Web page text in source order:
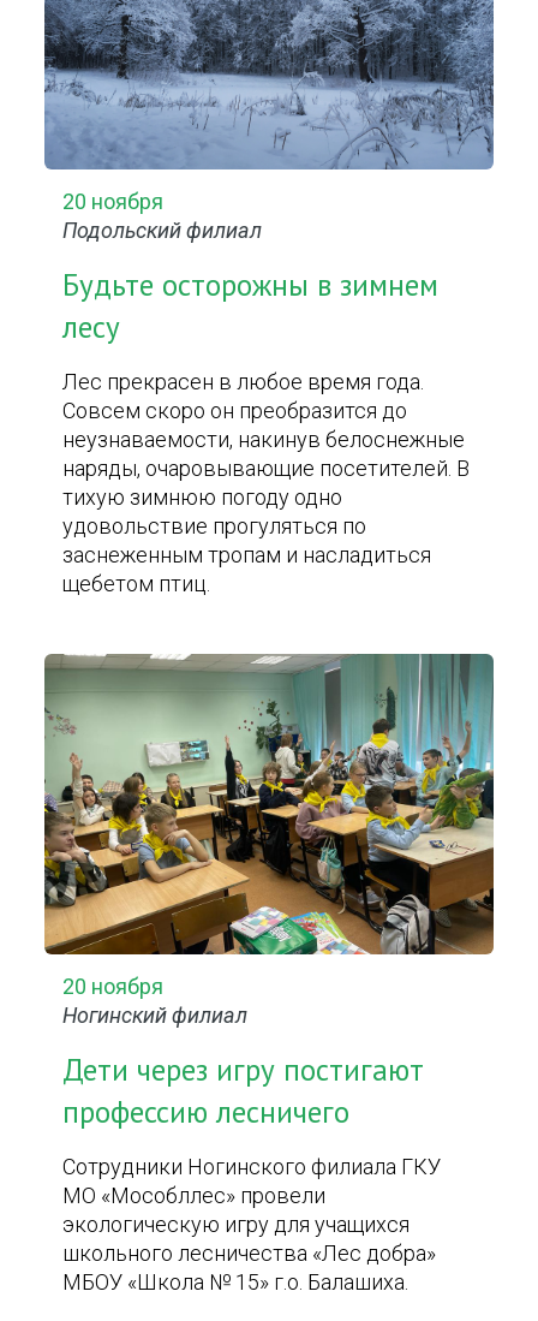
20 ноября
Подольский филиал
Будьте осторожны в зимнем
лесу
Лес прекрасен в любое время года.
Совсем скоро он преобразится до
неузнаваемости, накинув белоснежные
наряды, очаровывающие посетителей. В
тихую зимнюю погоду одно
удовольствие прогуляться по
заснеженным тропам и насладиться
щебетом птиц.
20 ноября
Ногинский филиал
Дети через игру постигают
профессию лесничего
Сотрудники Ногинского филиала ГКУ
МО «Мособллес» провели
экологическую игру для учащихся
школьного лесничества «Лес добра»
МБОУ «Школа № 15» г.о. Балашиха.